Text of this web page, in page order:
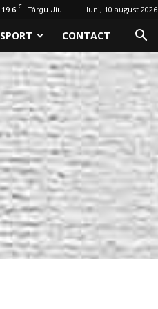
19.6 C Târgu Jiu luni, 10 august 2026
SPORT CONTACT